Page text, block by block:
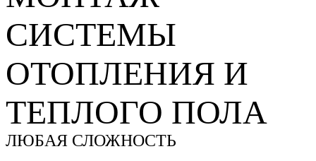
СИСТЕМЫ
ОТОПЛЕНИЯ И
ТЕПЛОГО ПОЛА
ЛЮБАЯ СЛОЖНОСТЬ